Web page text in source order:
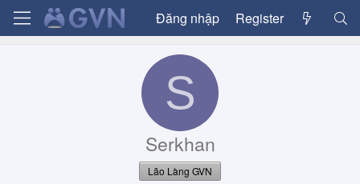
Đăng nhập Register
S
Serkhan
Lão Làng GVN